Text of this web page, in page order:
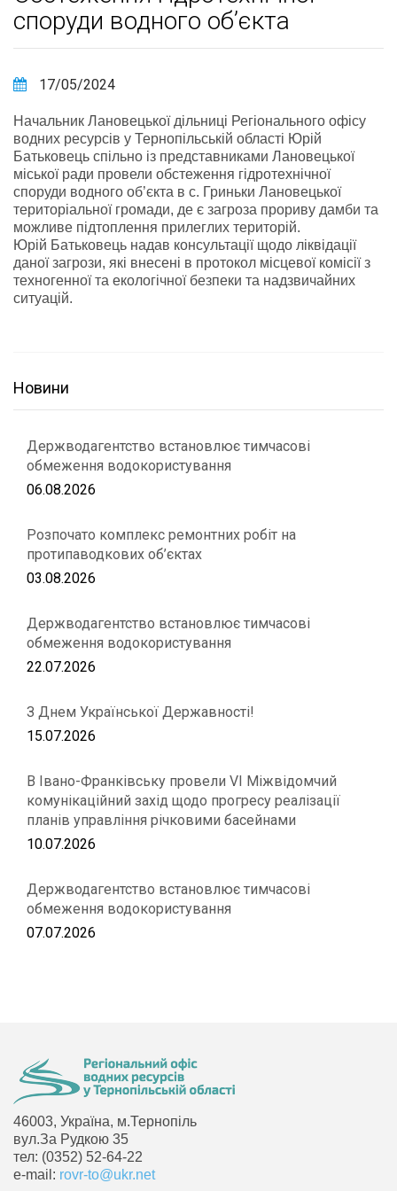
споруди водного об’єкта
17/05/2024
Начальник Лановецької дільниці Регіонального офісу
водних ресурсів у Тернопільській області Юрій
Батьковець спільно із представниками Лановецької
міської ради провели обстеження гідротехнічної
споруди водного об’єкта в с. Гриньки Лановецької
територіальної громади, де є загроза прориву дамби та
можливе підтоплення прилеглих територій.
Юрій Батьковець надав консультації щодо ліквідації
даної загрози, які внесені в протокол місцевої комісії з
техногенної та екологічної безпеки та надзвичайних
ситуацій.
Новини
Держводагентство встановлює тимчасові
обмеження водокористування
06.08.2026
Розпочато комплекс ремонтних робіт на
протипаводкових об’єктах
03.08.2026
Держводагентство встановлює тимчасові
обмеження водокористування
22.07.2026
З Днем Української Державності!
15.07.2026
В Івано-Франківську провели VІ Міжвідомчий
комунікаційний захід щодо прогресу реалізації
планів управління річковими басейнами
10.07.2026
Держводагентство встановлює тимчасові
обмеження водокористування
07.07.2026
46003, Україна, м.Тернопіль
вул.За Рудкою 35
тел: (0352) 52-64-22
e-mail: rovr-to@ukr.net